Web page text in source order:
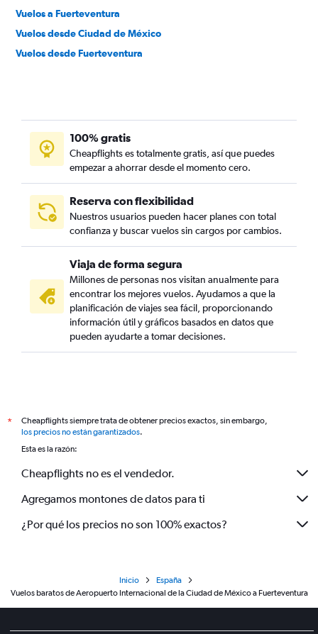
Vuelos a Fuerteventura
Vuelos desde Ciudad de México
Vuelos desde Fuerteventura
100% gratis
Cheapflights es totalmente gratis, así que puedes
empezar a ahorrar desde el momento cero.
Reserva con flexibilidad
Nuestros usuarios pueden hacer planes con total
confianza y buscar vuelos sin cargos por cambios.
Viaja de forma segura
Millones de personas nos visitan anualmente para
encontrar los mejores vuelos. Ayudamos a que la
planificación de viajes sea fácil, proporcionando
información útil y gráficos basados en datos que
pueden ayudarte a tomar decisiones.
*
Cheapflights siempre trata de obtener precios exactos, sin embargo,
los precios no están garantizados.
Esta es la razón:
Cheapflights no es el vendedor.
Agregamos montones de datos para ti
¿Por qué los precios no son 100% exactos?
Inicio
España
Vuelos baratos de Aeropuerto Internacional de la Ciudad de México a Fuerteventura